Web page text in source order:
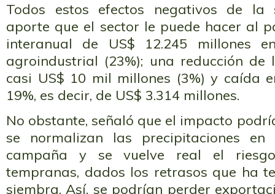
Todos estos efectos negativos de la
aporte que el sector le puede hacer al
interanual de US$ 12.245 millones
agroindustrial (23%); una reducción de
casi US$ 10 mil millones (3%) y caída
19%, es decir, de US$ 3.314 millones.
No obstante, señaló que el impacto
se normalizan las precipitaciones
campaña y se vuelve real el
tempranas, dados los retrasos que ha
siembra. Así, se podrían perder